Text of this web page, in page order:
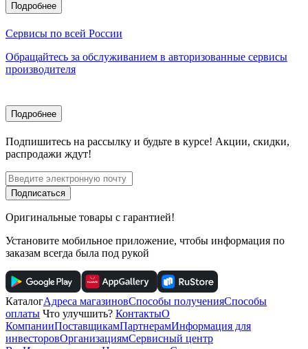
Подробнее
Сервисы по всей России
Обращайтесь за обслуживанием в авторизованные сервисы
производителя
Подробнее
Подпишитесь на рассылку и будьте в курсе! Акции, скидки,
распродажи ждут!
Подписаться
Оригинальные товары с гарантией!
Установите мобильное приложение, чтобы информация по
заказам всегда была под рукой
КаталогАдреса магазиновСпособы полученияСпособы
оплаты Что улучшить? КонтактыО
КомпанииПоставщикамПартнерамИнформация для
инвесторовОрганизациямСервисный центр